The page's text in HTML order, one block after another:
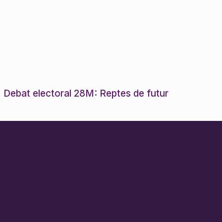
Debat electoral 28M: Reptes de futur